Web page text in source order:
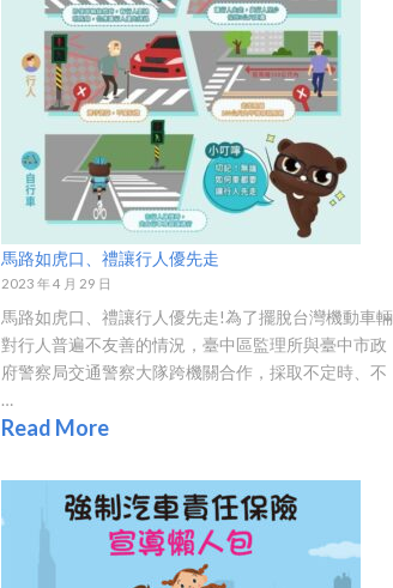
馬路如虎口、禮讓行人優先走
2023 年 4 月 29 日
馬路如虎口、禮讓行人優先走!為了擺脫台灣機動車輛
對行人普遍不友善的情況，臺中區監理所與臺中市政
府警察局交通警察大隊跨機關合作，採取不定時、不
…
Read More